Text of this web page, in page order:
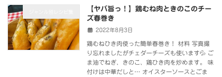
【ヤバ旨っ！】鶏むね肉ときのこのチー
ズ春巻き
2022年8月3日
鶏むねひき肉使った簡単春巻き！ 材料 写真撮
り忘れましたがチェダーチーズも使います💦 ご
ま油でねぎ、きのこ、鶏ひき肉を炒めます。 味
付けは中華だしと… オイスターソースとごま